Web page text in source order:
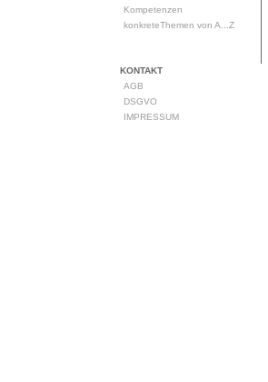
Kompetenzen
konkreteThemen von A...Z
KONTAKT
AGB
DSGVO
IMPRESSUM